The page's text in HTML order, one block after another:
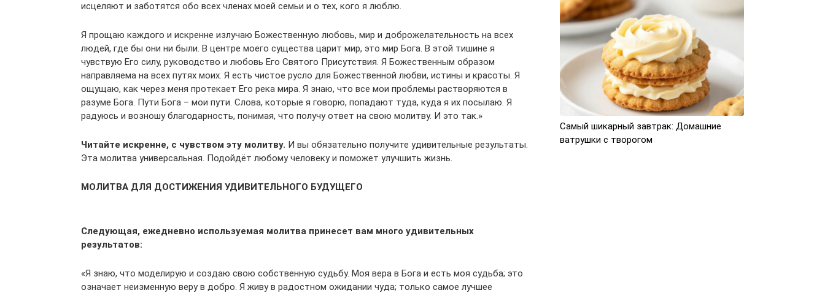
исцеляют и заботятся обо всех членах моей семьи и о тех, кого я люблю.
Я прощаю каждого и искренне излучаю Божественную любовь, мир и доброжелательность на всех
людей, где бы они ни были. В центре моего существа царит мир, это мир Бога. В этой тишине я
чувствую Его силу, руководство и любовь Его Святого Присутствия. Я Божественным образом
направляема на всех путях моих. Я есть чистое русло для Божественной любви, истины и красоты. Я
ощущаю, как через меня протекает Его река мира. Я знаю, что все мои проблемы растворяются в
разуме Бога. Пути Бога – мои пути. Слова, которые я говорю, попадают туда, куда я их посылаю. Я
радуюсь и возношу благодарность, понимая, что получу ответ на свою молитву. И это так.»
Читайте искренне, с чувством эту молитву. И вы обязательно получите удивительные результаты.
Эта молитва универсальная. Подойдёт любому человеку и поможет улучшить жизнь.
МОЛИТВА ДЛЯ ДОСТИЖЕНИЯ УДИВИТЕЛЬНОГО БУДУЩЕГО
Следующая, ежедневно используемая молитва принесет вам много удивительных
результатов:
«Я знаю, что моделирую и создаю свою собственную судьбу. Моя вера в Бога и есть моя судьба; это
означает неизменную веру в добро. Я живу в радостном ожидании чуда; только самое лучшее
Самый шикарный завтрак: Домашние
ватрушки с творогом